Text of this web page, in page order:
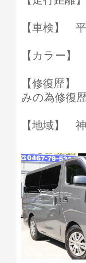
【車検】
【カラー
【修復歴
みの為修復
【地域】